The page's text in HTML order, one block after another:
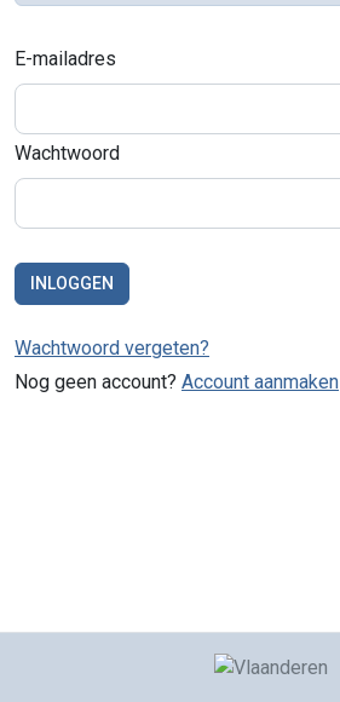
E-mailadres
Wachtwoord
INLOGGEN
Wachtwoord vergeten?
Nog geen account? Account aanmaken